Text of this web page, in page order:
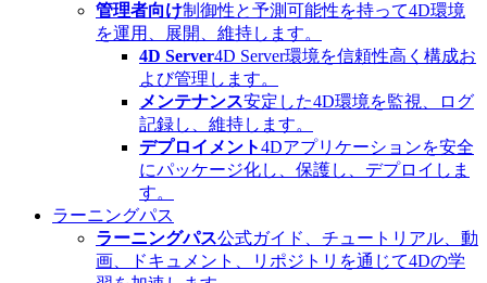
管理者向け制御性と予測可能性を持って4D環境
を運用、展開、維持します。
4D Server4D Server環境を信頼性高く構成お
よび管理します。
メンテナンス安定した4D環境を監視、ログ
記録し、維持します。
デプロイメント4Dアプリケーションを安全
にパッケージ化し、保護し、デプロイしま
す。
ラーニングパス
ラーニングパス公式ガイド、チュートリアル、動
画、ドキュメント、リポジトリを通じて4Dの学